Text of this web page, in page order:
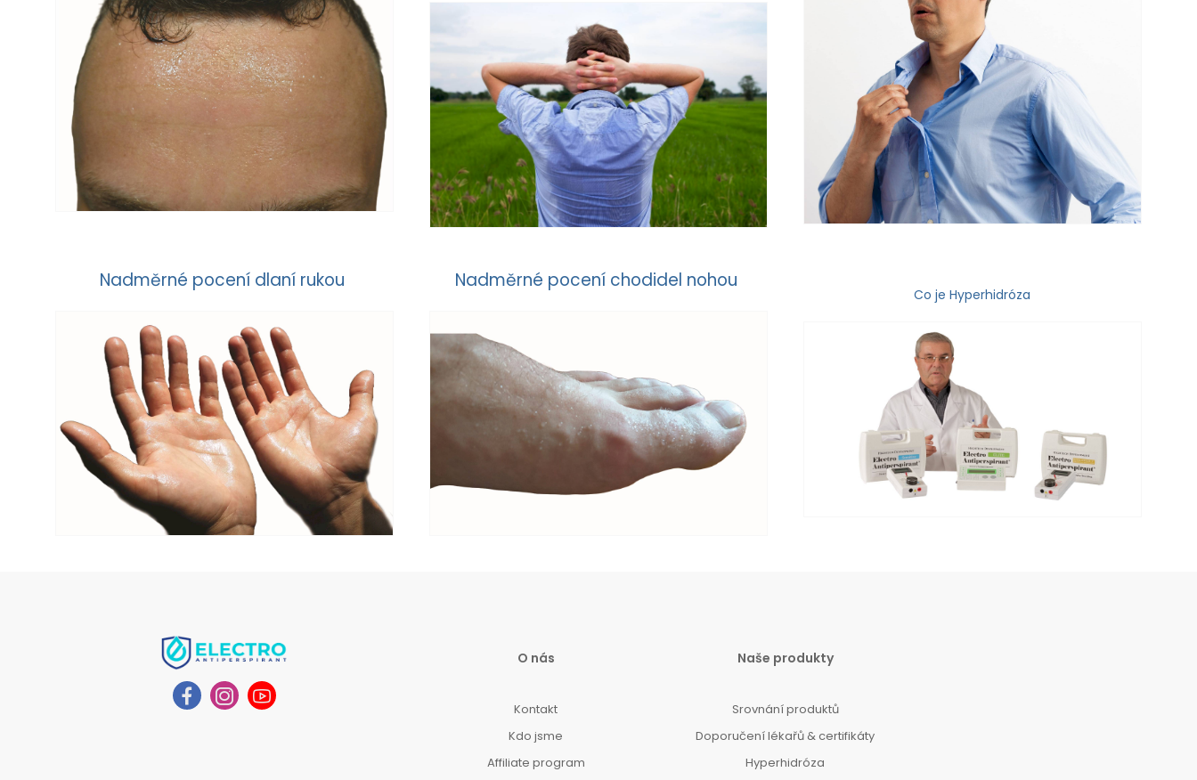
Nadměrné pocení dlaní rukou Nadměrné pocení chodidel nohou
Co je Hyperhidróza
O nás
Kontakt
Kdo jsme
Affiliate program
Naše produkty
Srovnání produktů
Doporučení lékařů & certifikáty
Hyperhidróza